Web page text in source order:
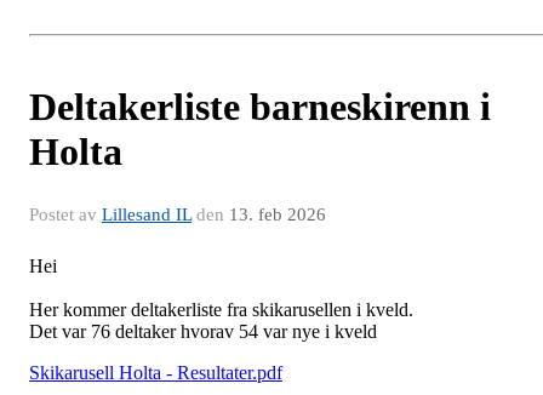
Deltakerliste barneskirenn i
Holta
Postet av Lillesand ILden 13. feb 2026
Hei
Her kommer deltakerliste fra skikarusellen i kveld.
Det var 76 deltaker hvorav 54 var nye i kveld
Skikarusell Holta - Resultater.pdf